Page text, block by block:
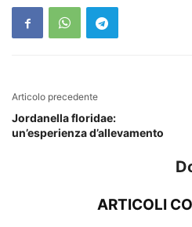
Articolo precedente
Jordanella floridae:
un’esperienza d’allevamento
ARTICOLI